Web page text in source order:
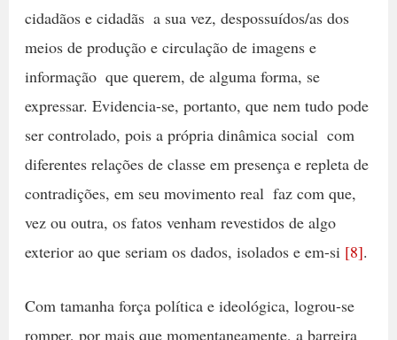
cidadãos e cidadãs  a sua vez, despossuídos/as dos
meios de produção e circulação de imagens e
informação  que querem, de alguma forma, se
expressar. Evidencia-se, portanto, que nem tudo pode
ser controlado, pois a própria dinâmica social  com
diferentes relações de classe em presença e repleta de
contradições, em seu movimento real  faz com que,
vez ou outra, os fatos venham revestidos de algo
exterior ao que seriam os dados, isolados e em-si [8].
Com tamanha força política e ideológica, logrou-se
romper, por mais que momentaneamente, a barreira